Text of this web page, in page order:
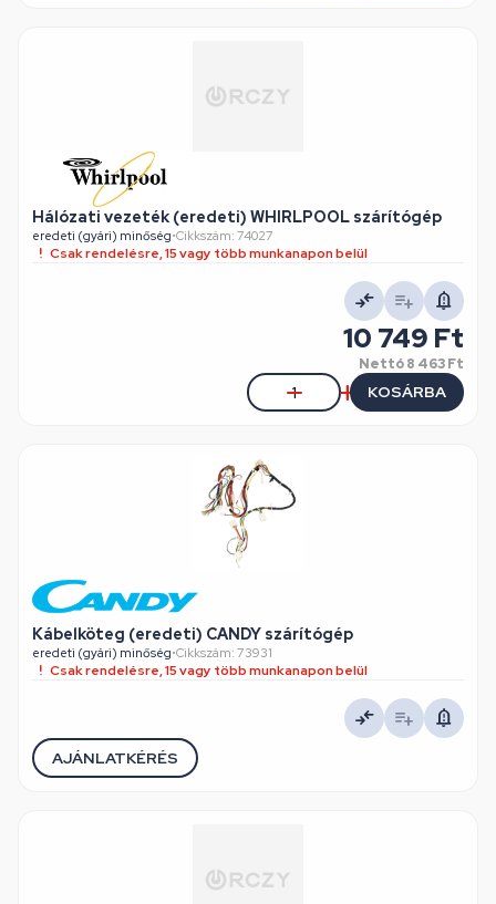
Hálózati vezeték (eredeti) WHIRLPOOL szárítógép
eredeti (gyári) minőség•Cikkszám: 74027
Csak rendelésre, 15 vagy több munkanapon belül
10 749 Ft
Nettó8 463 Ft
KOSÁRBA
Kábelköteg (eredeti) CANDY szárítógép
eredeti (gyári) minőség•Cikkszám: 73931
Csak rendelésre, 15 vagy több munkanapon belül
AJÁNLATKÉRÉS